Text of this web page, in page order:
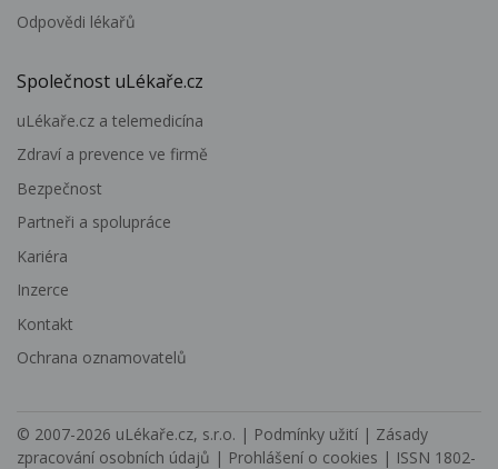
Odpovědi lékařů
Společnost uLékaře.cz
uLékaře.cz a telemedicína
Zdraví a prevence ve firmě
Bezpečnost
Partneři a spolupráce
Kariéra
Inzerce
Kontakt
Ochrana oznamovatelů
© 2007-2026 uLékaře.cz, s.r.o. | Podmínky užití | Zásady
zpracování osobních údajů | Prohlášení o cookies | ISSN 1802-